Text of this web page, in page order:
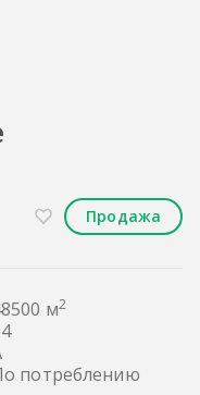
Продажа
м2
потреблению